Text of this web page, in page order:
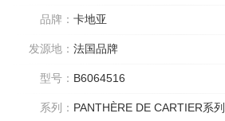
品牌： 卡地亚
发源地： 法国品牌
型号： B6064516
系列： PANTHÈRE DE CARTIER系列